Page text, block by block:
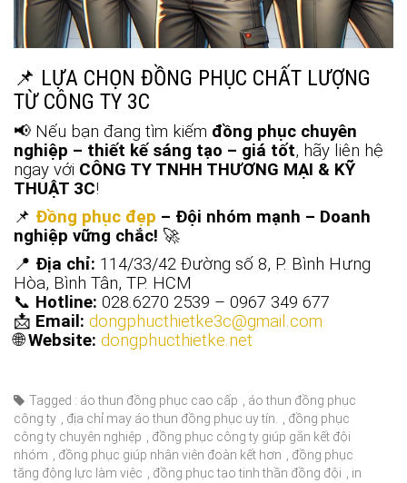
📌 LỰA CHỌN ĐỒNG PHỤC CHẤT LƯỢNG
TỪ CÔNG TY 3C
📢 Nếu bạn đang tìm kiếm đồng phục chuyên
nghiệp – thiết kế sáng tạo – giá tốt, hãy liên hệ
ngay với CÔNG TY TNHH THƯƠNG MẠI & KỸ
THUẬT 3C!
📌 Đồng phục đẹp – Đội nhóm mạnh – Doanh
nghiệp vững chắc! 🚀
📍 Địa chỉ: 114/33/42 Đường số 8, P. Bình Hưng
Hòa, Bình Tân, TP. HCM
📞 Hotline: 028.6270 2539 – 0967 349 677
📩 Email: dongphucthietke3c@gmail.com
🌐Website: dongphucthietke.net
Tagged : áo thun đồng phục cao cấp
áo thun đồng phục
công ty
địa chỉ may áo thun đồng phục uy tín.
đồng phục
công ty chuyên nghiệp
đồng phục công ty giúp gắn kết đội
nhóm
đồng phục giúp nhân viên đoàn kết hơn
đồng phục
tăng động lực làm việc
đồng phục tạo tinh thần đồng đội
in